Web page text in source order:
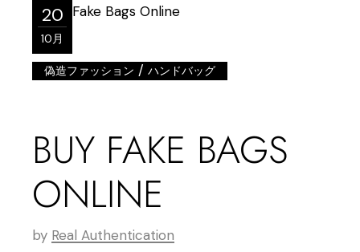
20
10月
偽造ファッション /ハンドバッグ
BUY FAKE BAGS
ONLINE
by Real Authentication